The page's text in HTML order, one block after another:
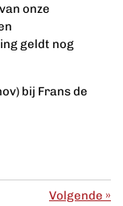
onze
geldt nog
bij Frans de
Volgende »